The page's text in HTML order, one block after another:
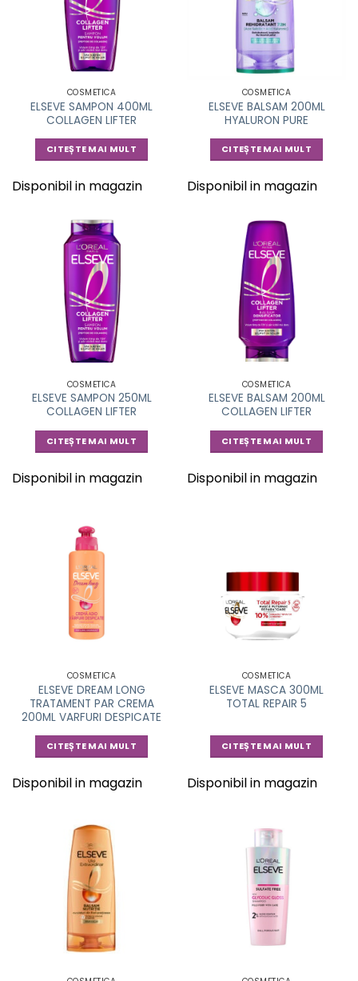
COSMETICA
ELSEVE SAMPON 400ML
COLLAGEN LIFTER
CITEȘTE MAI MULT
Disponibil in magazin
COSMETICA
ELSEVE BALSAM 200ML
HYALURON PURE
CITEȘTE MAI MULT
Disponibil in magazin
COSMETICA
ELSEVE SAMPON 250ML
COLLAGEN LIFTER
CITEȘTE MAI MULT
Disponibil in magazin
COSMETICA
ELSEVE BALSAM 200ML
COLLAGEN LIFTER
CITEȘTE MAI MULT
Disponibil in magazin
COSMETICA
ELSEVE DREAM LONG
TRATAMENT PAR CREMA
200ML VARFURI DESPICATE
CITEȘTE MAI MULT
Disponibil in magazin
COSMETICA
ELSEVE MASCA 300ML
TOTAL REPAIR 5
CITEȘTE MAI MULT
Disponibil in magazin